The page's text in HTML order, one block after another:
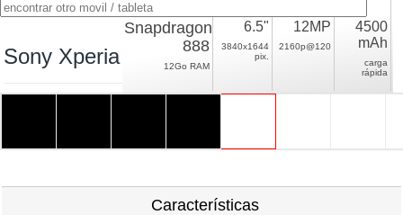
Sony Xperia Pro-I
Snapdragon
888
12Go RAM
6.5"
3840x1644
pix.
12MP
2160p@120
4500
mAh
carga
rápida
Características